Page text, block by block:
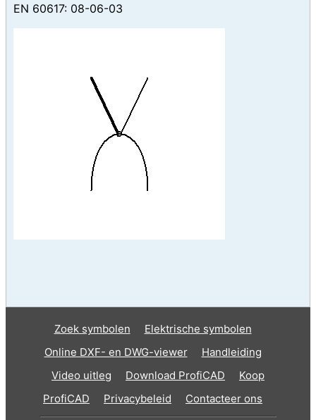
EN 60617: 08-06-03
Zoek symbolen
Elektrische symbolen
Online DXF- en DWG-viewer
Handleiding
Video uitleg
Download ProfiCAD
Koop
ProfiCAD
Privacybeleid Contacteer ons